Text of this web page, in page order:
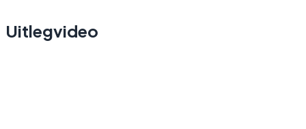
Uitlegvideo